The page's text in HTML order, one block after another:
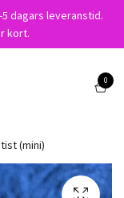
dagars leveranstid.
kort.
0
(mini)